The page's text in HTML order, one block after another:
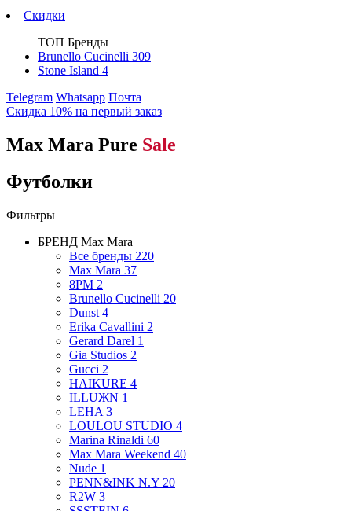
Скидки
ТОП Бренды
Brunello Cucinelli 309
Stone Island 4
Telegram Whatsapp Почта
Скидка 10% на первый заказ
Max Mara Pure Sale
Футболки
Фильтры
БРЕНД Max Mara
Все бренды 220
Max Mara 37
8PM 2
Brunello Cucinelli 20
Dunst 4
Erika Cavallini 2
Gerard Darel 1
Gia Studios 2
Gucci 2
HAIKURE 4
ILLUЖN 1
LEHA 3
LOULOU STUDIO 4
Marina Rinaldi 60
Max Mara Weekend 40
Nude 1
PENN&INK N.Y 20
R2W 3